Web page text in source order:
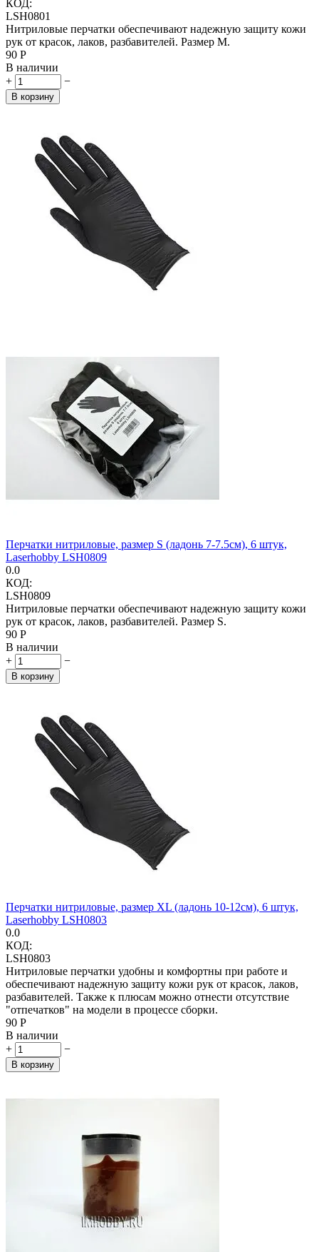
КОД:
LSH0801
Нитриловые перчатки обеспечивают надежную защиту кожи
рук от красок, лаков, разбавителей. Размер M.
‍90‍ Р
В наличии
+
−
В корзину
Перчатки нитриловые, размер S (ладонь 7-7.5см), 6 штук,
Laserhobby LSH0809
0.0
КОД:
LSH0809
Нитриловые перчатки обеспечивают надежную защиту кожи
рук от красок, лаков, разбавителей. Размер S.
‍90‍ Р
В наличии
+
−
В корзину
Перчатки нитриловые, размер XL (ладонь 10-12см), 6 штук,
Laserhobby LSH0803
0.0
КОД:
LSH0803
Нитриловые перчатки удобны и комфортны при работе и
обеспечивают надежную защиту кожи рук от красок, лаков,
разбавителей. Также к плюсам можно отнести отсутствие
"отпечатков" на модели в процессе сборки.
‍90‍ Р
В наличии
+
−
В корзину